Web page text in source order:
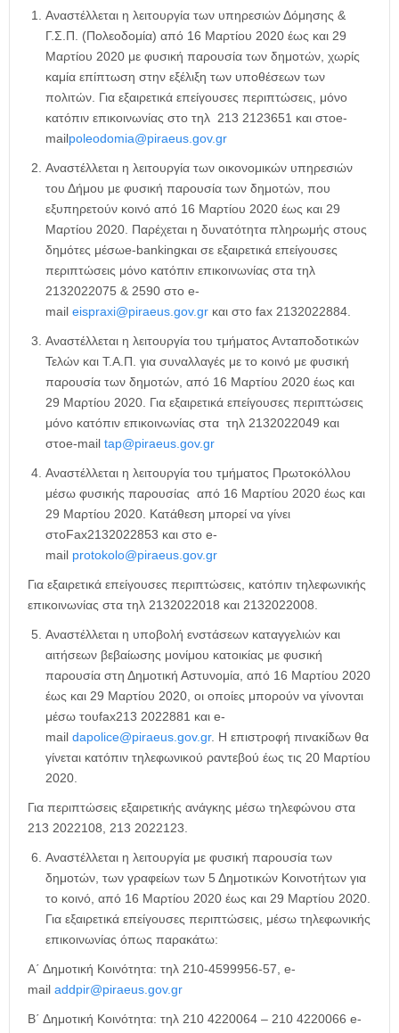
Αναστέλλεται η λειτουργία των υπηρεσιών Δόμησης &
Γ.Σ.Π. (Πολεοδομία) από 16 Μαρτίου 2020 έως και 29
Μαρτίου 2020 με φυσική παρουσία των δημοτών, χωρίς
καμία επίπτωση στην εξέλιξη των υποθέσεων των
πολιτών. Για εξαιρετικά επείγουσες περιπτώσεις, μόνο
κατόπιν επικοινωνίας στο τηλ 213 2123651 και στοe-
mailpoleodomia@piraeus.gov.gr
Αναστέλλεται η λειτουργία των οικονομικών υπηρεσιών
του Δήμου με φυσική παρουσία των δημοτών, που
εξυπηρετούν κοινό από 16 Μαρτίου 2020 έως και 29
Μαρτίου 2020. Παρέχεται η δυνατότητα πληρωμής στους
δημότες μέσωe-bankingκαι σε εξαιρετικά επείγουσες
περιπτώσεις μόνο κατόπιν επικοινωνίας στα τηλ
2132022075 & 2590 στο e-
mail eispraxi@piraeus.gov.gr και στο fax 2132022884.
Αναστέλλεται η λειτουργία του τμήματος Ανταποδοτικών
Τελών και Τ.Α.Π. για συναλλαγές με το κοινό με φυσική
παρουσία των δημοτών, από 16 Μαρτίου 2020 έως και
29 Μαρτίου 2020. Για εξαιρετικά επείγουσες περιπτώσεις
μόνο κατόπιν επικοινωνίας στα τηλ 2132022049 και
στοe-mail tap@piraeus.gov.gr
Αναστέλλεται η λειτουργία του τμήματος Πρωτοκόλλου
μέσω φυσικής παρουσίας από 16 Μαρτίου 2020 έως και
29 Μαρτίου 2020. Κατάθεση μπορεί να γίνει
στοFax2132022853 και στο e-
mail protokolo@piraeus.gov.gr
Για εξαιρετικά επείγουσες περιπτώσεις, κατόπιν τηλεφωνικής
επικοινωνίας στα τηλ 2132022018 και 2132022008.
Αναστέλλεται η υποβολή ενστάσεων καταγγελιών και
αιτήσεων βεβαίωσης μονίμου κατοικίας με φυσική
παρουσία στη Δημοτική Αστυνομία, από 16 Μαρτίου 2020
έως και 29 Μαρτίου 2020, οι οποίες μπορούν να γίνονται
μέσω τουfax213 2022881 και e-
mail dapolice@piraeus.gov.gr. Η επιστροφή πινακίδων θα
γίνεται κατόπιν τηλεφωνικού ραντεβού έως τις 20 Μαρτίου
2020.
Για περιπτώσεις εξαιρετικής ανάγκης μέσω τηλεφώνου στα
213 2022108, 213 2022123.
Αναστέλλεται η λειτουργία με φυσική παρουσία των
δημοτών, των γραφείων των 5 Δημοτικών Κοινοτήτων για
το κοινό, από 16 Μαρτίου 2020 έως και 29 Μαρτίου 2020.
Για εξαιρετικά επείγουσες περιπτώσεις, μέσω τηλεφωνικής
επικοινωνίας όπως παρακάτω:
Α΄ Δημοτική Κοινότητα: τηλ 210-4599956-57, e-
mail addpir@piraeus.gov.gr
B΄ Δημοτική Κοινότητα: τηλ 210 4220064 – 210 4220066 e-